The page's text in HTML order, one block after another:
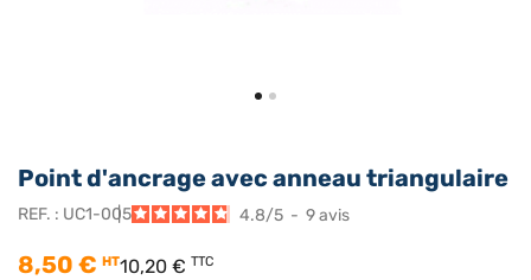
Point d'ancrage avec anneau triangulaire
REF. : UC1-005 4.8/5 - 9avis
8,50 € HT10,20 € TTC